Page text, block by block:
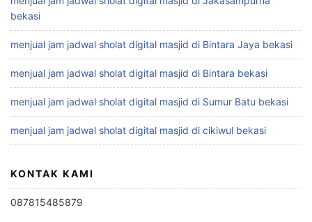
bekasi
menjual jam jadwal sholat digital masjid di Bintara Jaya bekasi
menjual jam jadwal sholat digital masjid di Bintara bekasi
menjual jam jadwal sholat digital masjid di Sumur Batu bekasi
menjual jam jadwal sholat digital masjid di cikiwul bekasi
KONTAK KAMI
087815485879